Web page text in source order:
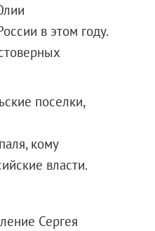
в этом году.
поселки,
кому
власти.
Сергея